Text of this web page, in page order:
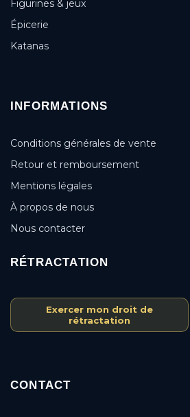
Figurines & jeux
Épicerie
Katanas
INFORMATIONS
Conditions générales de vente
Retour et remboursement
Mentions légales
À propos de nous
Nous contacter
RÉTRACTATION
Exercer mon droit de
rétractation
CONTACT